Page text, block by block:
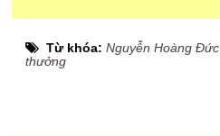
Từ khóa:Nguyễn Hoàng Đức
thưởng